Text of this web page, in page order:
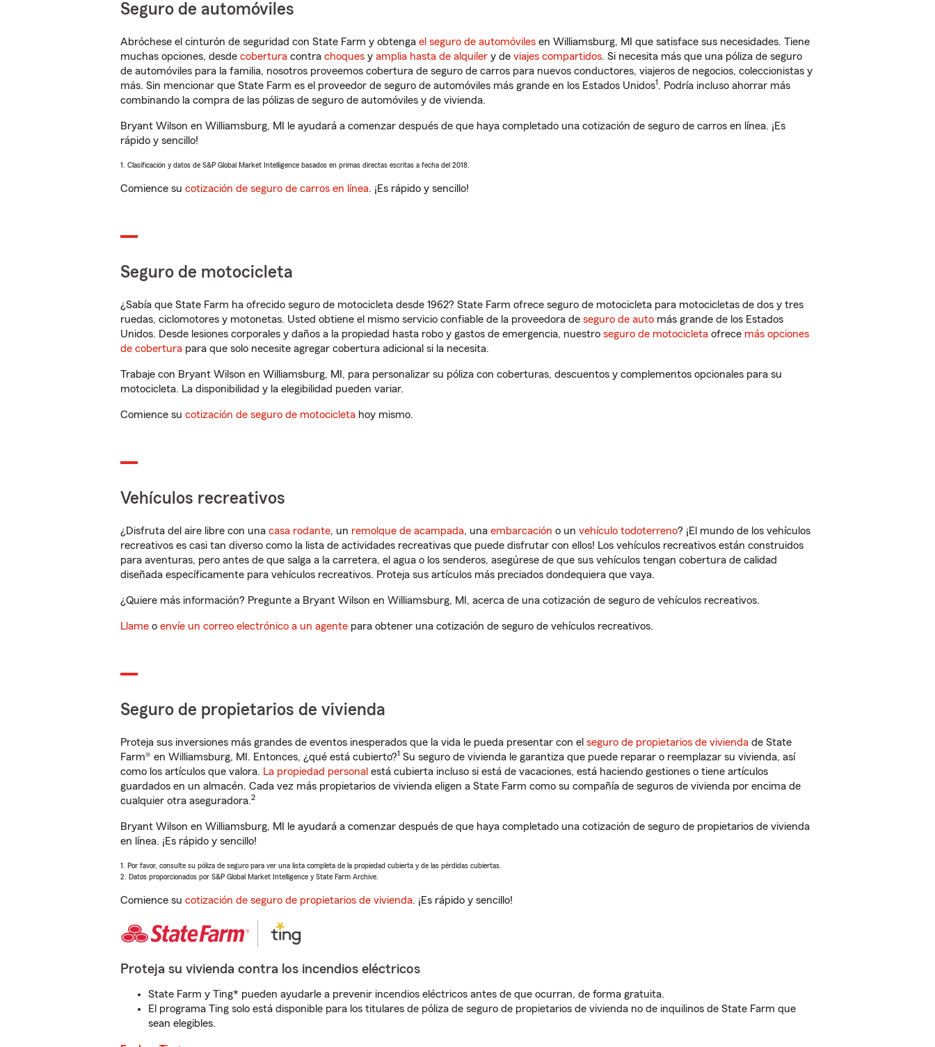
Seguro de automóviles
Abróchese el cinturón de seguridad con State Farm y obtenga el seguro de automóviles en Williamsburg, MI que satisface sus necesidades. Tiene
muchas opciones, desde cobertura contra choques y amplia hasta de alquiler y de viajes compartidos. Si necesita más que una póliza de seguro
de automóviles para la familia, nosotros proveemos cobertura de seguro de carros para nuevos conductores, viajeros de negocios, coleccionistas y
más. Sin mencionar que State Farm es el proveedor de seguro de automóviles más grande en los Estados Unidos1. Podría incluso ahorrar más
combinando la compra de las pólizas de seguro de automóviles y de vivienda.
Bryant Wilson en Williamsburg, MI le ayudará a comenzar después de que haya completado una cotización de seguro de carros en línea. ¡Es
rápido y sencillo!
1. Clasificación y datos de S&P Global Market Intelligence basados en primas directas escritas a fecha del 2018.
Comience su cotización de seguro de carros en línea. ¡Es rápido y sencillo!
Seguro de motocicleta
¿Sabía que State Farm ha ofrecido seguro de motocicleta desde 1962? State Farm ofrece seguro de motocicleta para motocicletas de dos y tres
ruedas, ciclomotores y motonetas. Usted obtiene el mismo servicio confiable de la proveedora de seguro de auto más grande de los Estados
Unidos. Desde lesiones corporales y daños a la propiedad hasta robo y gastos de emergencia, nuestro seguro de motocicleta ofrece más opciones
de cobertura para que solo necesite agregar cobertura adicional si la necesita.
Trabaje con Bryant Wilson en Williamsburg, MI, para personalizar su póliza con coberturas, descuentos y complementos opcionales para su
motocicleta. La disponibilidad y la elegibilidad pueden variar.
Comience su cotización de seguro de motocicleta hoy mismo.
Vehículos recreativos
¿Disfruta del aire libre con una casa rodante, un remolque de acampada, una embarcación o un vehículo todoterreno? ¡El mundo de los vehículos
recreativos es casi tan diverso como la lista de actividades recreativas que puede disfrutar con ellos! Los vehículos recreativos están construidos
para aventuras, pero antes de que salga a la carretera, el agua o los senderos, asegúrese de que sus vehículos tengan cobertura de calidad
diseñada específicamente para vehículos recreativos. Proteja sus artículos más preciados dondequiera que vaya.
¿Quiere más información? Pregunte a Bryant Wilson en Williamsburg, MI, acerca de una cotización de seguro de vehículos recreativos.
Llame o envíe un correo electrónico a un agente para obtener una cotización de seguro de vehículos recreativos.
Seguro de propietarios de vivienda
Proteja sus inversiones más grandes de eventos inesperados que la vida le pueda presentar con el seguro de propietarios de vivienda de State
Farm® en Williamsburg, MI. Entonces, ¿qué está cubierto?1 Su seguro de vivienda le garantiza que puede reparar o reemplazar su vivienda, así
como los artículos que valora. La propiedad personal está cubierta incluso si está de vacaciones, está haciendo gestiones o tiene artículos
guardados en un almacén. Cada vez más propietarios de vivienda eligen a State Farm como su compañía de seguros de vivienda por encima de
cualquier otra aseguradora.2
Bryant Wilson en Williamsburg, MI le ayudará a comenzar después de que haya completado una cotización de seguro de propietarios de vivienda
en línea. ¡Es rápido y sencillo!
1. Por favor, consulte su póliza de seguro para ver una lista completa de la propiedad cubierta y de las pérdidas cubiertas.
2. Datos proporcionados por S&P Global Market Intelligence y State Farm Archive.
Comience su cotización de seguro de propietarios de vivienda. ¡Es rápido y sencillo!
Proteja su vivienda contra los incendios eléctricos
State Farm y Ting* pueden ayudarle a prevenir incendios eléctricos antes de que ocurran, de forma gratuita.
El programa Ting solo está disponible para los titulares de póliza de seguro de propietarios de vivienda no de inquilinos de State Farm que
sean elegibles.